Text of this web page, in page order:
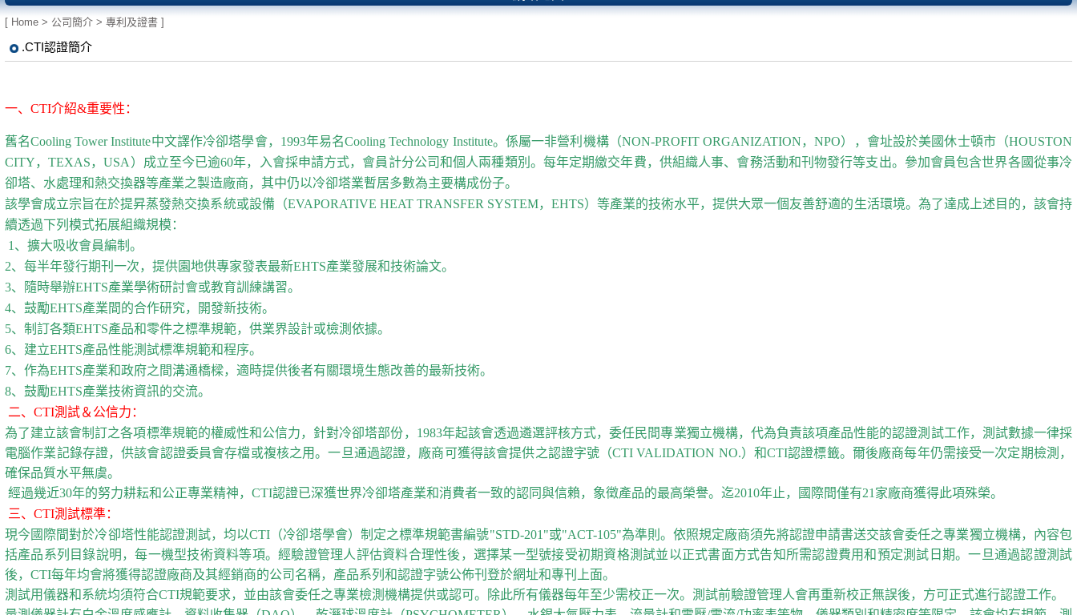
[ Home > 公司簡介 > 專利及證書 ]
.CTI認證簡介
一、CTI介紹&重要性：
舊名Cooling Tower Institute中文譯作冷卻塔學會，1993年易名Cooling Technology Institute。係屬一非營利機構（NON-PROFIT ORGANIZATION，NPO），會址設於美國休士頓市（HOUSTON
CITY，TEXAS，USA）成立至今已逾60年，入會採申請方式，會員計分公司和個人兩種類別。每年定期繳交年費，供組織人事、會務活動和刊物發行等支出。參加會員包含世界各國從事冷
卻塔、水處理和熱交換器等產業之製造廠商，其中仍以冷卻塔業暫居多數為主要構成份子。
該學會成立宗旨在於提昇蒸發熱交換系統或設備（EVAPORATIVE HEAT TRANSFER SYSTEM，EHTS）等產業的技術水平，提供大眾一個友善舒適的生活環境。為了達成上述目的，該會持
續透過下列模式拓展組織規模：
1、擴大吸收會員編制。
2、每半年發行期刊一次，提供園地供專家發表最新EHTS產業發展和技術論文。
3、隨時舉辦EHTS產業學術研討會或教育訓練講習。
4、鼓勵EHTS產業間的合作研究，開發新技術。
5、制訂各類EHTS產品和零件之標準規範，供業界設計或檢測依據。
6、建立EHTS產品性能測試標準規範和程序。
7、作為EHTS產業和政府之間溝通橋樑，適時提供後者有關環境生態改善的最新技術。
8、鼓勵EHTS產業技術資訊的交流。
二、CTI測試＆公信力：
為了建立該會制訂之各項標準規範的權威性和公信力，針對冷卻塔部份，1983年起該會透過遴選評核方式，委任民間專業獨立機構，代為負責該項產品性能的認證測試工作，測試數據一律採
電腦作業記錄存證，供該會認證委員會存檔或複核之用。一旦通過認證，廠商可獲得該會提供之認證字號（CTI VALIDATION NO.）和CTI認證標籤。爾後廠商每年仍需接受一次定期檢測，
確保品質水平無虞。
經過幾近30年的努力耕耘和公正專業精神，CTI認證已深獲世界冷卻塔產業和消費者一致的認同與信賴，象徵產品的最高榮譽。迄2010年止，國際間僅有21家廠商獲得此項殊榮。
三、CTI測試標準：
現今國際間對於冷卻塔性能認證測試，均以CTI（冷卻塔學會）制定之標準規範書編號"STD-201"或"ACT-105"為準則。依照規定廠商須先將認證申請書送交該會委任之專業獨立機構，內容包
括產品系列目錄說明，每一機型技術資料等項。經驗證管理人評估資料合理性後，選擇某一型號接受初期資格測試並以正式書面方式告知所需認證費用和預定測試日期。一旦通過認證測試
後，CTI每年均會將獲得認證廠商及其經銷商的公司名稱，產品系列和認證字號公佈刊登於網址和專刊上面。
測試用儀器和系統均須符合CTI規範要求，並由該會委任之專業檢測機構提供或認可。除此所有儀器每年至少需校正一次。測試前驗證管理人會再重新校正無誤後，方可正式進行認證工作。